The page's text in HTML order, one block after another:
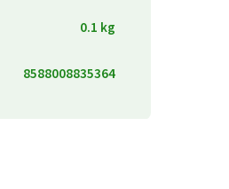
0.1 kg
8588008835364